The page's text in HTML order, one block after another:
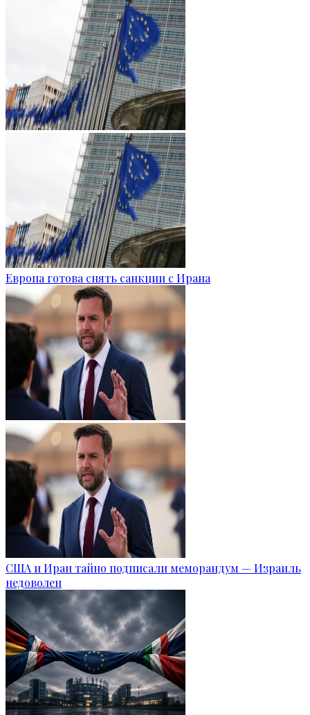
Европа готова снять санкции с Ирана
США и Иран тайно подписали меморандум — Израиль
недоволен